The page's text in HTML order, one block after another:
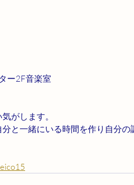
ー2F音楽室
がします。
と一緒にいる時間を作り自分の